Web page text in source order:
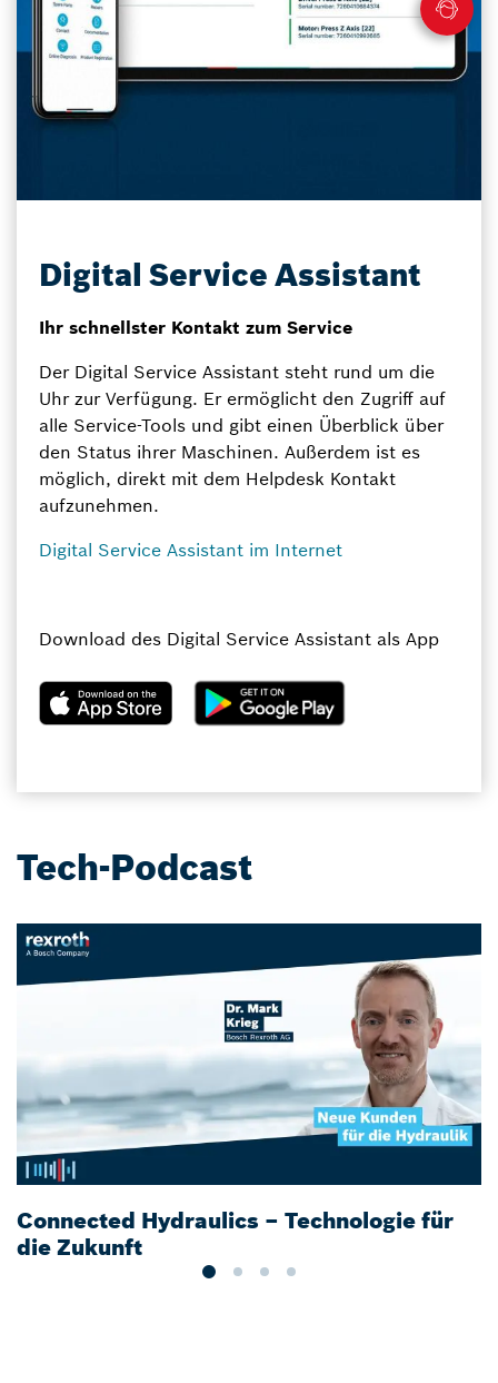
Digital Service Assistant
Ihr schnellster Kontakt zum Service
Der Digital Service Assistant steht rund um die
Uhr zur Verfügung. Er ermöglicht den Zugriff auf
alle Service-Tools und gibt einen Überblick über
den Status ihrer Maschinen. Außerdem ist es
möglich, direkt mit dem Helpdesk Kontakt
aufzunehmen.
Digital Service Assistant im Internet
Download des Digital Service Assistant als App
Tech-Podcast
Connected Hydraulics – Technologie für
die Zukunft